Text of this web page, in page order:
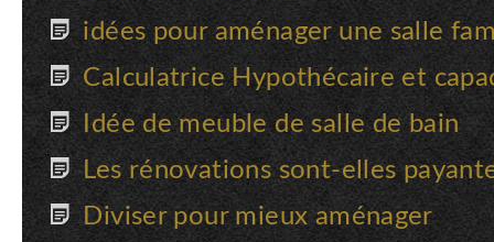
idées pour aménager une salle
Calculatrice Hypothécaire et
Idée de meuble de salle de bain
Les rénovations sont-elles
Diviser pour mieux aménager